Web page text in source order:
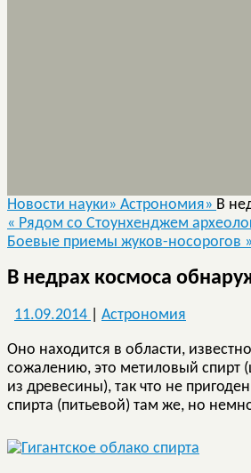
Новости науки» Астрономия» В
« Рядом со Стоунхенджем
Боевые приемы жуков-носорогов »
В недрах космоса
11.09.2014 Астрономия
Оно находится в области,
сожалению, это метиловый спирт
из древесины), так что не
спирта (питьевой) там же, но